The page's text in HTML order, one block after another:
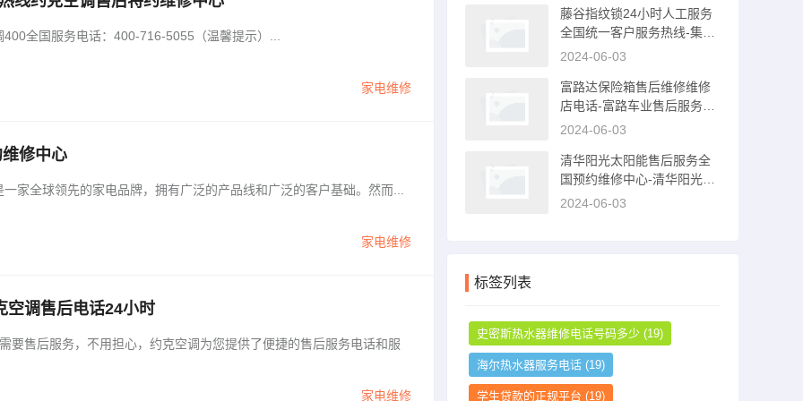
服务热线中心24小时客服电话 约克空调400全国服务电话：400-716-5055（温馨提示）...
家电维修
修中心
家全球领先的家电品牌，拥有广泛的产品线和广泛的客户基础。然而...
家电维修
空调售后电话24小时
要售后服务，不用担心，约克空调为您提供了便捷的售后服务电话和服
家电维修
藤谷指纹锁24小时人工服务
全国统一客户服务热线-集成
灶售后电话是多少
2024-06-03
富路达保险箱售后维修维修
店电话-富路车业售后服务中
心
2024-06-03
清华阳光太阳能售后服务全
国预约维修中心-清华阳光太
阳能售后服务电话
2024-06-03
标签列表
史密斯热水器维修电话号码多少 (19)
海尔热水器服务电话 (19)
学生贷款的正规平台 (19)